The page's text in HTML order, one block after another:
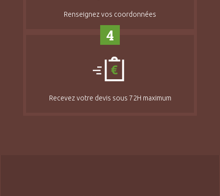
Renseignez vos coordonnées
4
Recevez votre devis sous 72H maximum